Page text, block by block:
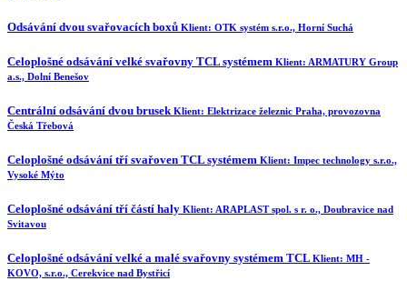
Odsávání dvou svařovacích boxů Klient: OTK systém s.r.o., Horní Suchá
Celoplošné odsávání velké svařovny TCL systémem Klient: ARMATURY Group
a.s., Dolní Benešov
Centrální odsávání dvou brusek Klient: Elektrizace železnic Praha, provozovna
Česká Třebová
Celoplošné odsávání tří svařoven TCL systémem Klient: Impec technology s.r.o.,
Vysoké Mýto
Celoplošné odsávání tří částí haly Klient: ARAPLAST spol. s r. o., Doubravice nad
Svitavou
Celoplošné odsávání velké a malé svařovny systémem TCL Klient: MH -
KOVO, s.r.o., Cerekvice nad Bystřicí